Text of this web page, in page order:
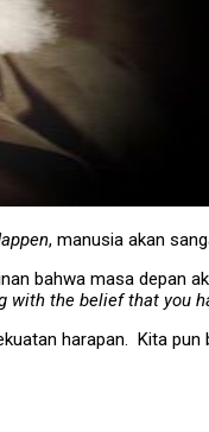
, manusia akan
bahwa masa depan
the belief that you
harapan. Kita